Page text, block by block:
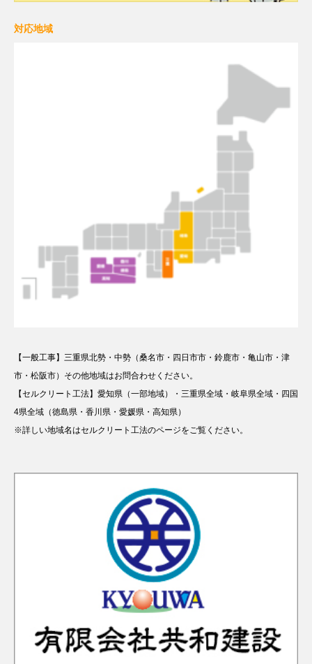
対応地域
【一般工事】三重県北勢・中勢（桑名市・四日市市・鈴鹿市・亀山市・津
市・松阪市）その他地域はお問合わせください。
【セルクリート工法】愛知県（一部地域）・三重県全域・岐阜県全域・四国
4県全域（徳島県・香川県・愛媛県・高知県）
※詳しい地域名はセルクリート工法のページをご覧ください。